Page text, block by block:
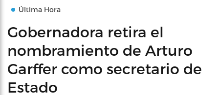
Última Hora
Gobernadora retira el
nombramiento de Arturo
Garffer como secretario de
Estado